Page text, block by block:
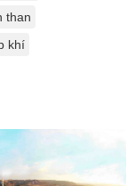
than
khí